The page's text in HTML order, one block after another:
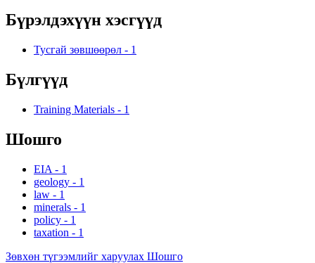
Бүрэлдэхүүн хэсгүүд
Тусгай зөвшөөрөл - 1
Бүлгүүд
Training Materials - 1
Шошго
EIA - 1
geology - 1
law - 1
minerals - 1
policy - 1
taxation - 1
Зөвхөн түгээмлийг харуулах Шошго